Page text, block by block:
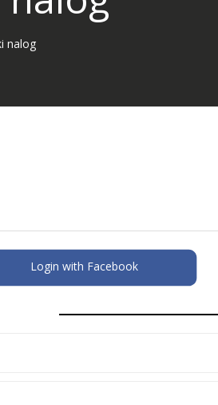
nalog
Login with Facebook